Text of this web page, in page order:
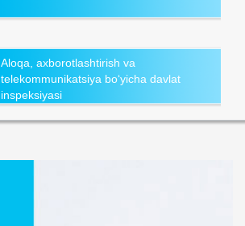
Aloqa, axborotlashtirish va
telekommunikatsiya bo‘yicha davlat
inspeksiyasi